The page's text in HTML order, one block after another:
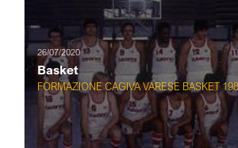
26/07/2020
Basket
FORMAZIONE CAGIVA VARESE BASKET